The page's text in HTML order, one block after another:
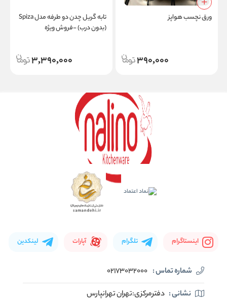
ورق نچسب هواپز
390,000
تابه گریل چدن دو طرفه مدل Spiza
(بدون درب) -فروش ویژه
3,390,000
اینستاگرام تلگرام آپارات لینکدین
شماره تماس : 02173032000
نشانی : دفترمرکزی:تهران تهرانپارس